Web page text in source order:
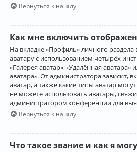
Вернуться к началу
Как мне включить
На вкладке «Профиль» личного
аватару с использованием четырёх
«Галерея аватар», «Удалённая аватара»
аватара». От администратора зависит,
аватар, а также какие типы аватар
не можете использовать аватары,
администратором конференции для
Вернуться к началу
Что такое звание и как я